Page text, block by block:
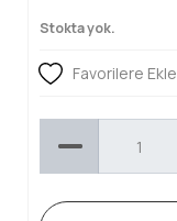
Stokta yok.
Favorilere Ekle